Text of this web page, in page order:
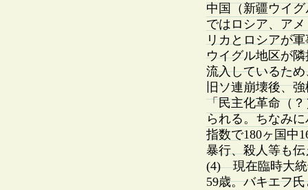
中国（新疆ウイ
ではロシア、ア
リカとロシアが
ウイグル地区が
流入しているた
旧ソ連崩壊後、
「民主化革命（
られる。ちなみ
指数で180ヶ国中
暴行、殺人等も
(4) 現在臨時大統
59歳。バキエフ